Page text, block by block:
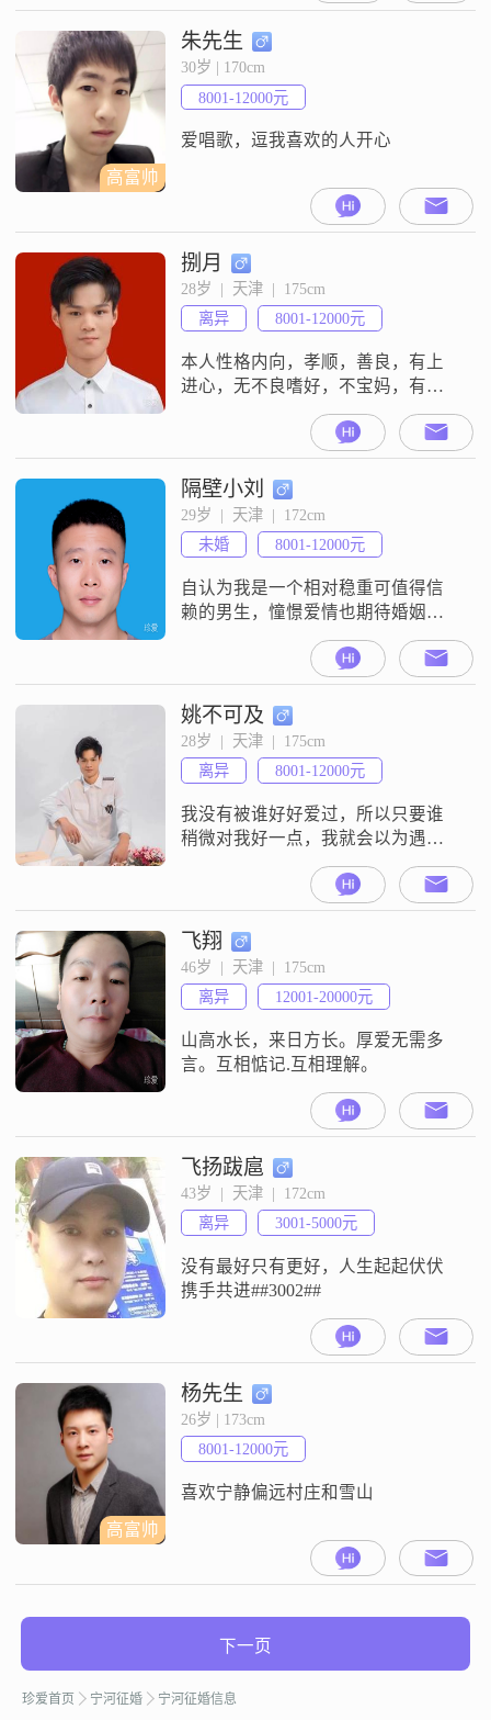
1964年出生的，人品好，身体健
康，知书达礼，能互敬，互爱，互
勉，有缘女士。身为男士让妻子幸
福是责任，还要具备有能力。（真
诚提示：凡给我发信息的女士最好
要在我要求的年龄范围）谢谢理
高富帅
朱先生
30岁 | 170cm
8001-12000元
爱唱歌，逗我喜欢的人开心
捌月
28岁  |  天津  |  175cm
离异
8001-12000元
本人性格内向，孝顺，善良，有上
进心，无不良嗜好，不宝妈，有时
候也不善于表达，希望能在这里找
到一个不错的人，在社会和生活中
不内向，我也不知道为什么，有过
很多挫折，还在努力生活，改变命
运，不想平淡活着，我曾经有过45
天的婚姻，因婚姻没谈妥最终选择
和平离婚，也没在一起住过，就领
个证什么都没有办闪离，本人没照
片那么好看，都是美
隔壁小刘
29岁  |  天津  |  172cm
未婚
8001-12000元
自认为我是一个相对稳重可值得信
赖的男生，憧憬爱情也期待婚姻，
我希望未来的她是一位乐观开朗并
热爱生活的女孩，当然也要真诚
##3001##善解人意，笑起来甜甜的
那就再好不过了
姚不可及
28岁  |  天津  |  175cm
离异
8001-12000元
我没有被谁好好爱过，所以只要谁
稍微对我好一点，我就会以为遇到
了对的人，如果我打扰到你很抱
歉，对不起，老家是河北邯郸的，
现在在天津工作，本人承诺，有上
进心，不花天酒地，抽烟有度喝酒
有量，不闹事，不泡吧，专一，平
时生活接触异性几乎为零，月薪
9000，打算在天津定居，想找一个
对的人，会是你吗？非诚勿扰
飞翔
46岁  |  天津  |  175cm
离异
12001-20000元
山高水长，来日方长。厚爱无需多
言。互相惦记.互相理解。
飞扬跋扈
43岁  |  天津  |  172cm
离异
3001-5000元
没有最好只有更好，人生起起伏伏
携手共进##3002##
高富帅
杨先生
26岁 | 173cm
8001-12000元
喜欢宁静偏远村庄和雪山
下一页
珍爱首页 宁河征婚 宁河征婚信息